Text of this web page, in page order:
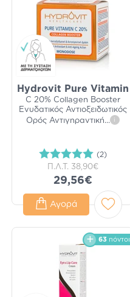
Hydrovit Pure Vitamin
C 20% Collagen Booster
Ενυδατικός Αντιοξειδωτικός
Ορός Αντιγηραντική... i
(2)
Π.Λ.Τ. 38,90€
29,56€
Αγορά
63 πόντοι